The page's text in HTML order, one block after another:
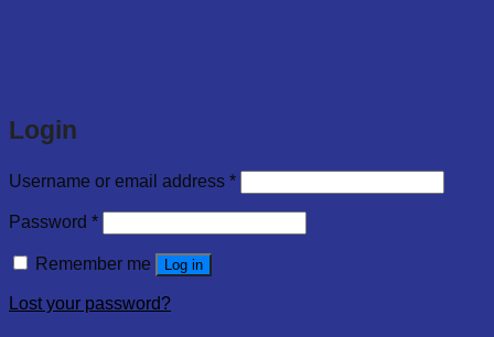
Login
Username or email address *
Password *
Remember me Log in
Lost your password?